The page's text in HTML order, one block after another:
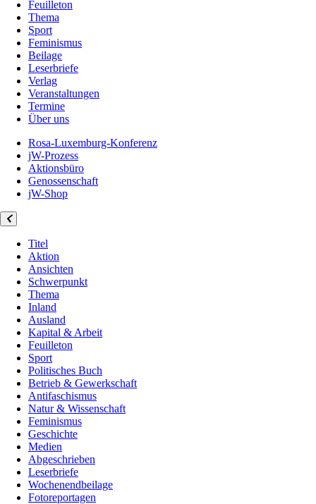
Feuilleton
Thema
Sport
Feminismus
Beilage
Leserbriefe
Verlag
Veranstaltungen
Termine
Über uns
Rosa-Luxemburg-Konferenz
jW-Prozess
Aktionsbüro
Genossenschaft
jW-Shop
Titel
Aktion
Ansichten
Schwerpunkt
Thema
Inland
Ausland
Kapital & Arbeit
Feuilleton
Sport
Politisches Buch
Betrieb & Gewerkschaft
Antifaschismus
Natur & Wissenschaft
Feminismus
Geschichte
Medien
Abgeschrieben
Leserbriefe
Wochenendbeilage
Fotoreportagen